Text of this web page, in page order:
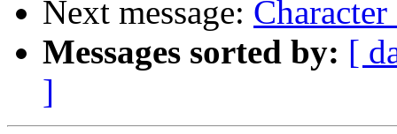
Next message:
Messages sorted by: [
]